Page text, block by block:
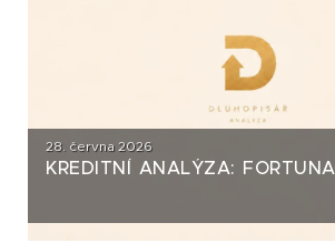
28. června 2026
KREDITNÍ ANALÝZA: FORTUNA